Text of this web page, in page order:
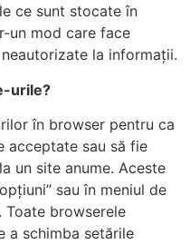
ce sunt stocate în
un mod care face
la informații.
urile?
în browser pentru ca
acceptate sau să fie
un site anume. Aceste
sau în meniul de
Toate browserele
a schimba setările